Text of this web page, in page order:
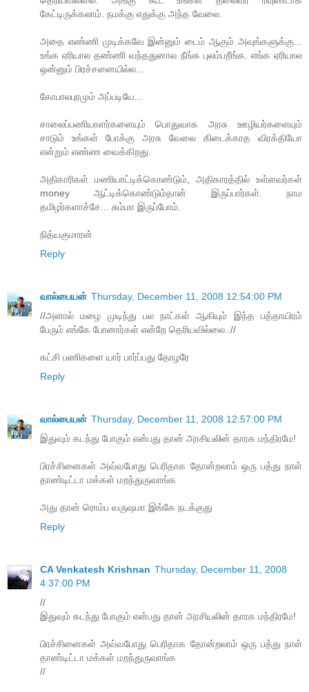
கேட்டிருக்கலாம். நமக்கு எதுக்கு அந்த வேலை.
அதை எண்ணி முடிக்கவே இன்னும் டைம் ஆகும் அவுங்களுக்கு...
உங்க ஏரியால தண்ணி வந்ததுனால நீங்க புலம்பறீங்க. எங்க ஏரியால
ஒன்னும் பிரச்சனையில்ல...
கோபாலபுரமும் அப்படியே...
சாலைப்பணியாளர்களையும் பொதுவாக அரசு ஊழியர்களையும்
சாடும் உங்கள் போக்கு அரசு வேலை கிடைக்காத விரக்தியோ
என்றும் எண்ண வைக்கிறது.
அதிகாரிகள் மணியாட்டிக்கொண்டும், அதிகாரத்தில் உள்ளவர்கள்
money ஆட்டிக்கொண்டும்தான் இருப்பார்கள். நாம
தமிழர்களாச்சே... சும்மா இருப்போம்.
நித்யகுமாரன்
Reply
வால்பையன் Thursday, December 11, 2008 12:54:00 PM
//அனால் மழை முடிந்து பல நாட்கள் ஆகியும் இந்த பத்தாயிரம்
பேரும் எங்கே போனார்கள் என்றே தெரியவில்லை..//
கட்சி பணிகளை யார் பார்ப்பது தோழரே
Reply
வால்பையன் Thursday, December 11, 2008 12:57:00 PM
இதுவும் கடந்து போகும் என்பது தான் அரசியலின் தாரக மந்திரமே!
பிரச்சினைகள் அவ்வபோது பெரிதாக தோன்றலாம் ஒரு பத்து நாள்
தாண்டிட்டா மக்கள் மறந்துருவாங்க
அது தான் ரொம்ப வருஷமா இங்கே நடக்குது
Reply
CA Venkatesh Krishnan Thursday, December 11, 2008
4:37:00 PM
//
இதுவும் கடந்து போகும் என்பது தான் அரசியலின் தாரக மந்திரமே!
பிரச்சினைகள் அவ்வபோது பெரிதாக தோன்றலாம் ஒரு பத்து நாள்
தாண்டிட்டா மக்கள் மறந்துருவாங்க
//